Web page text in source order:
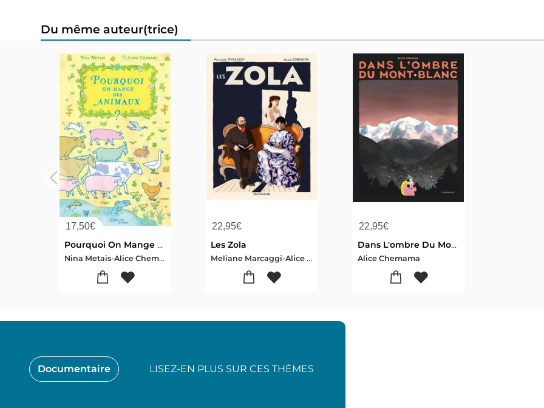
Du même auteur(trice)
17,50€
Pourquoi On Mange Des Animaux ?
Nina Metais-Alice Chemama
22,95€
Les Zola
Meliane Marcaggi-Alice Chemama
22,95€
Dans L'ombre Du Mont Blanc
Alice Chemama
Documentaire LISEZ-EN PLUS SUR CES THÈMES